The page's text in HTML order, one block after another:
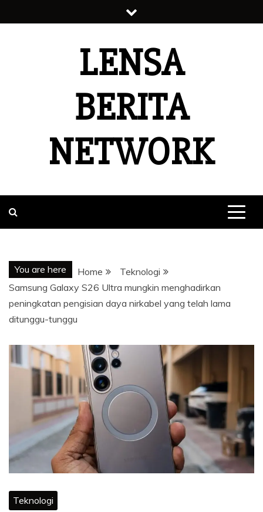
to
LENSA
BERITA
NETWORK
You are here Home
Teknologi
Samsung Galaxy S26 Ultra mungkin menghadirkan
peningkatan pengisian daya nirkabel yang telah lama
ditunggu-tunggu
Teknologi